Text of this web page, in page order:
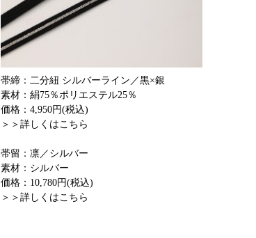
帯締：二分紐 シルバーライン／黒×銀
素材：絹75％ポリエステル25％
価格：4,950円(税込)
＞＞詳しくはこちら
帯留：凛／シルバー
素材：シルバー
価格：10,780円(税込)
＞＞詳しくはこちら